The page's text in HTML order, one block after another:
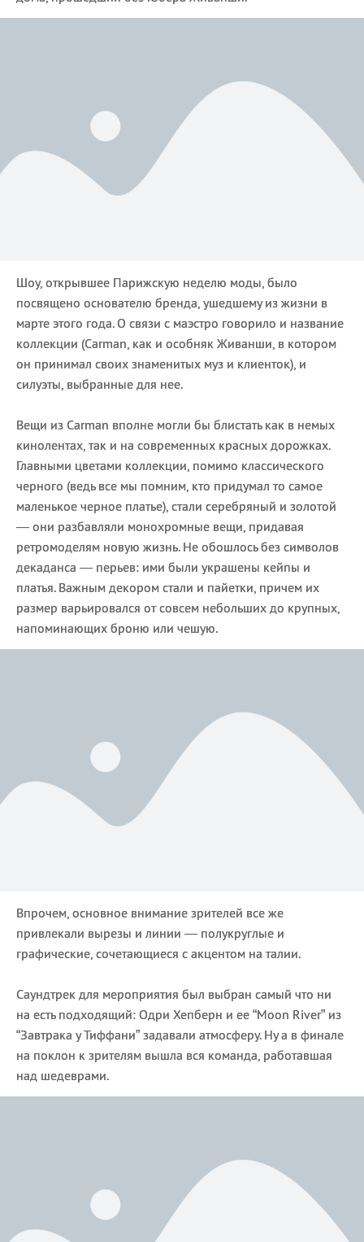
Шоу, открывшее Парижскую неделю моды, было
посвящено основателю бренда, ушедшему из жизни в
марте этого года. О связи с маэстро говорило и название
коллекции (Carman, как и особняк Живанши, в котором
он принимал своих знаменитых муз и клиенток), и
силуэты, выбранные для нее.
Вещи из Carman вполне могли бы блистать как в немых
кинолентах, так и на современных красных дорожках.
Главными цветами коллекции, помимо классического
черного (ведь все мы помним, кто придумал то самое
маленькое черное платье), стали серебряный и золотой
— они разбавляли монохромные вещи, придавая
ретромоделям новую жизнь. Не обошлось без символов
декаданса — перьев: ими были украшены кейпы и
платья. Важным декором стали и пайетки, причем их
размер варьировался от совсем небольших до крупных,
напоминающих броню или чешую.
Впрочем, основное внимание зрителей все же
привлекали вырезы и линии — полукруглые и
графические, сочетающиеся с акцентом на талии.
Саундтрек для мероприятия был выбран самый что ни
на есть подходящий: Одри Хепберн и ее “Moon River” из
“Завтрака у Тиффани” задавали атмосферу. Ну а в финале
на поклон к зрителям вышла вся команда, работавшая
над шедеврами.